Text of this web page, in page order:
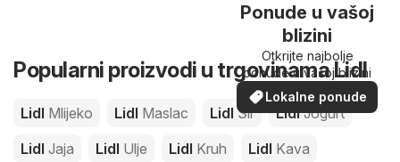
Ponude u vašoj
blizini
Otkrijte najbolje
ponude u vašoj blizini
Lokalne ponude
Popularni proizvodi u trgovinama Lidl
Lidl Mlijeko Lidl Maslac LidlSir LidlJogurt
Lidl Jaja Lidl Ulje Lidl Kruh Lidl Kava